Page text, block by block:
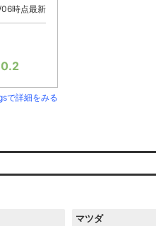
時点最新
で詳細をみる
マツダ